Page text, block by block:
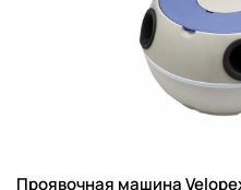
Проявочная машина